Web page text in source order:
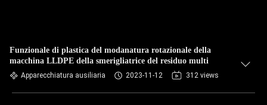
Funzionale di plastica del modanatura rotazionale della
macchina LLDPE della smerigliatrice del residuo multi
Apparecchiatura ausiliaria 2023-11-12 312 views